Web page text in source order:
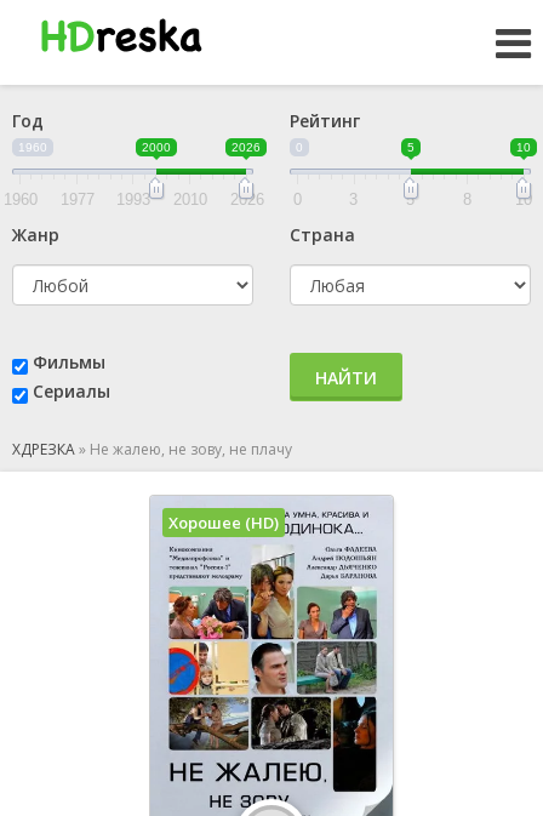
Год
1960 2000 2026
1960 1977 1993 2010 2026
Рейтинг
0 5 10
0 3 5 8 10
Жанр Страна
Фильмы
Сериалы
НАЙТИ
ХДРЕЗКА» Не жалею, не зову, не плачу
Хорошее (HD)